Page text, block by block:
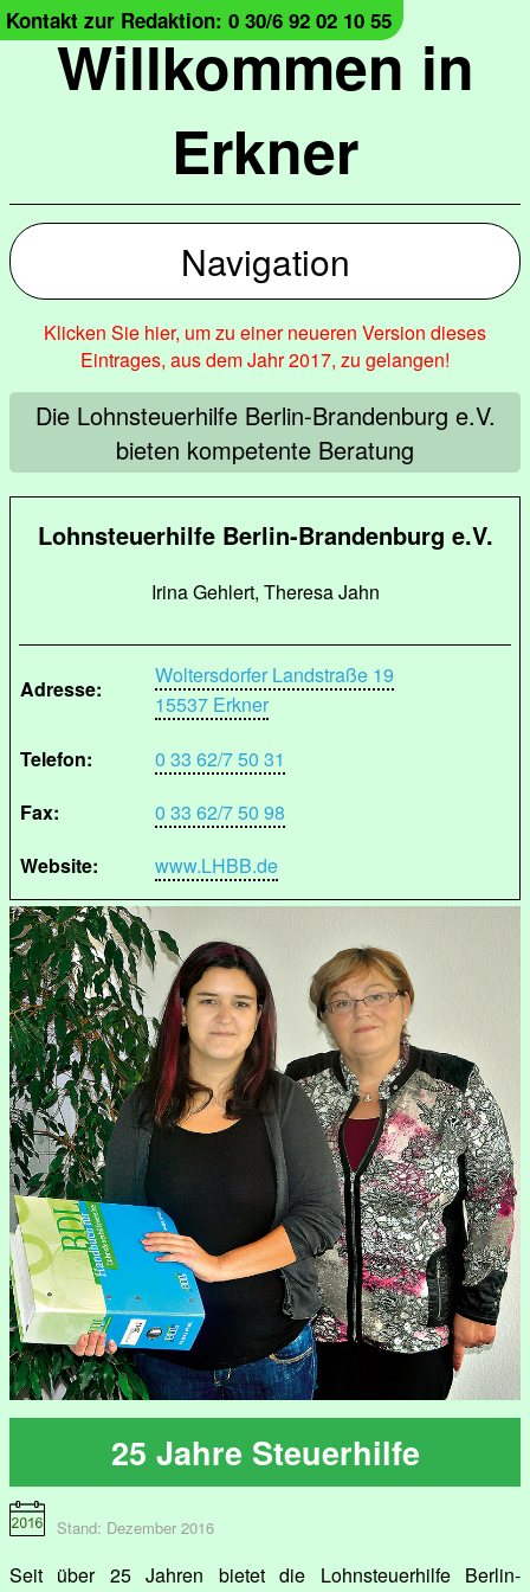
Willkommen in
Erkner
Kontakt zur Redaktion: 0 30/6 92 02 10 55
Navigation
Klicken Sie hier, um zu einer neueren Version dieses
Eintrages, aus dem Jahr 2017, zu gelangen!
Die Lohnsteuerhilfe Berlin-Brandenburg e.V.
bieten kompetente Beratung
Lohnsteuerhilfe Berlin-Brandenburg e.V.
Irina Gehlert, Theresa Jahn
Adresse:
Woltersdorfer Landstraße 19
15537 Erkner
Telefon:
0 33 62/7 50 31
Fax:
0 33 62/7 50 98
Website:
www.LHBB.de
25 Jahre Steuerhilfe
Stand: Dezember 2016
Seit über 25 Jahren bietet die Lohnsteuerhilfe Berlin-